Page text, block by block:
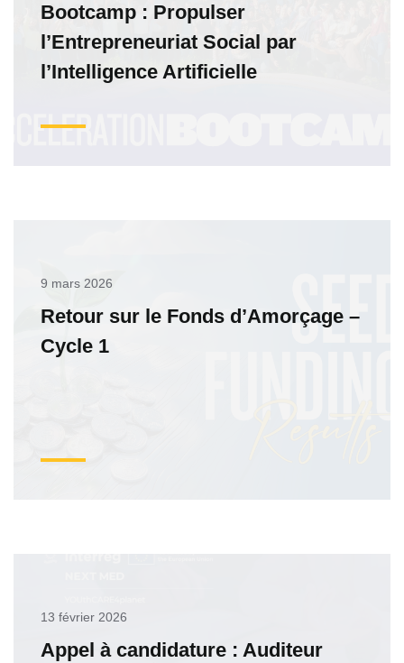
Bootcamp : Propulser
l’Entrepreneuriat Social par
l’Intelligence Artificielle
9 mars 2026
Retour sur le Fonds d’Amorçage –
Cycle 1
13 février 2026
Appel à candidature : Auditeur